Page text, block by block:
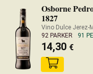
Osborne
1827
Vino Dulce Jerez-
92 PARKER
91
14,30 €